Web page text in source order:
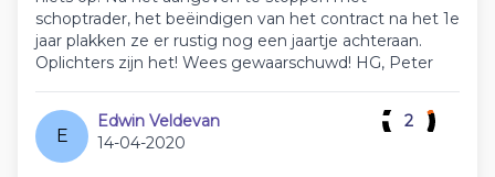
schoptrader, het beëindigen van het contract na het 1e
jaar plakken ze er rustig nog een jaartje achteraan.
Oplichters zijn het! Wees gewaarschuwd! HG, Peter
E
Edwin Veldevan
14-04-2020
2